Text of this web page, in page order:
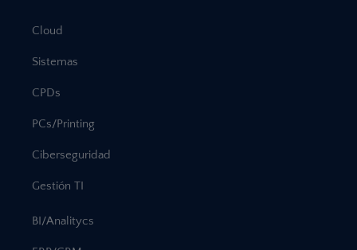
Cloud
Sistemas
CPDs
PCs/Printing
Ciberseguridad
Gestión TI
BI/Analitycs